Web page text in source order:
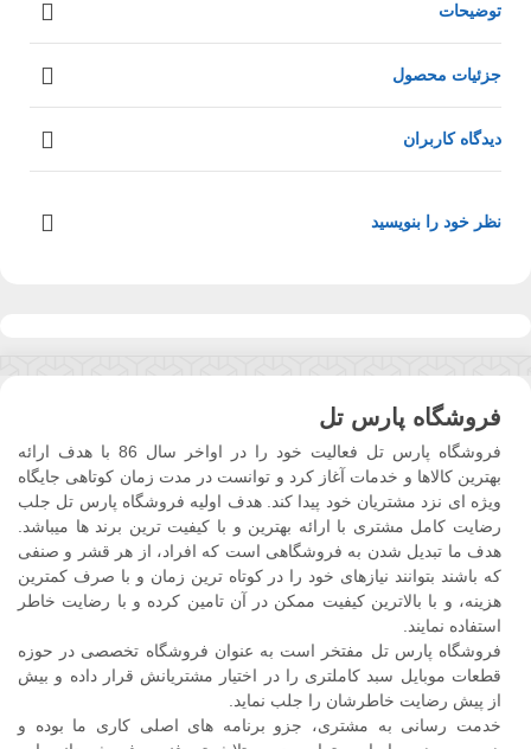
توضیحات
جزئیات محصول
دیدگاه کاربران
نظر خود را بنویسید
فروشگاه پارس تل
فروشگاه پارس تل فعالیت خود را در اواخر سال 86 با هدف ارائه
بهترین کالاها و خدمات آغاز کرد و توانست در مدت زمان کوتاهی جایگاه
ویژه ای نزد مشتریان خود پیدا کند. هدف اولیه فروشگاه پارس تل جلب
رضایت کامل مشتری با ارائه بهترین و با کیفیت ترین برند ها میباشد.
هدف ما تبدیل شدن به فروشگاهی است که افراد، از هر قشر و صنفی
که باشند بتوانند نیازهای خود را در کوتاه ترین زمان و با صرف کمترین
هزینه، و با بالاترین کیفیت ممکن در آن تامین کرده و با رضایت خاطر
استفاده نمایند.
فروشگاه پارس تل مفتخر است به عنوان فروشگاه تخصصی در حوزه
قطعات موبایل سبد کاملتری را در اختیار مشتریانش قرار داده و بیش
از پیش رضایت خاطرشان را جلب نماید.
خدمت رسانی به مشتری، جزو برنامه های اصلی کاری ما بوده و